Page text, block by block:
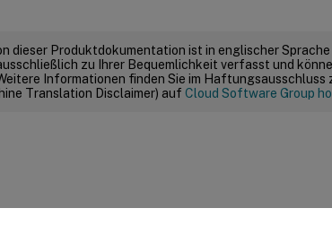
dieser Produktdokumentation ist in englischer
zu Ihrer Bequemlichkeit verfasst und
Informationen finden Sie im Haftungsausschluss
Translation Disclaimer) auf Cloud Software Group